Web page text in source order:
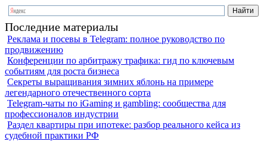
Последние материалы
Реклама и посевы в Telegram: полное руководство по
продвижению
Конференции по арбитражу трафика: гид по ключевым
событиям для роста бизнеса
Секреты выращивания зимних яблонь на примере
легендарного отечественного сорта
Telegram-чаты по iGaming и gambling: сообщества для
профессионалов индустрии
Раздел квартиры при ипотеке: разбор реального кейса из
судебной практики РФ